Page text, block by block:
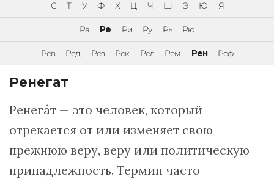
С Т У Ф Х Ц Ч Ш Э Ю Я
Ра Ре Ри Ру Рь Рю
Рев Ред Рез Рек Рел Рем Рен Реф
Ренегат
Ренегáт — это человек, который
отрекается от или изменяет свою
прежнюю веру, веру или политическую
принадлежность. Термин часто